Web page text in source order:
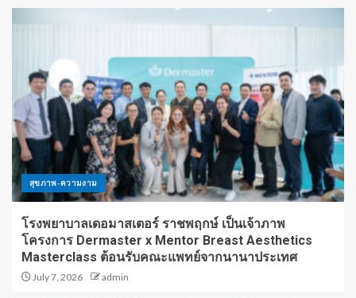
สุขภาพ-ความงาม
โรงพยาบาลเดอมาสเตอร์ ราชพฤกษ์ เป็นเจ้าภาพ
โครงการ Dermaster x Mentor Breast Aesthetics
Masterclass ต้อนรับคณะแพทย์จากนานาประเทศ
July 7, 2026 admin